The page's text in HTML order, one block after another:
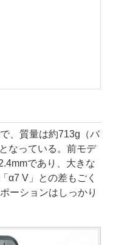
、質量は約713g（バ
なっている。前モデ
であり、大きな
α7 V」との差もごく
ーションはしっかり